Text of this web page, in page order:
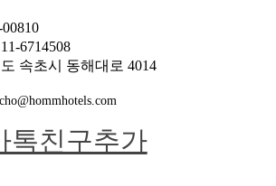
6714508
속초시 동해대로 4014